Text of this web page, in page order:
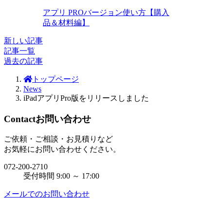
アプリ PROバージョン使い方【購入
品＆材料編】
新しい記事
記事一覧
過去の記事
トップページ
News
iPadアプリPro版をリリースしました
Contactお問い合わせ
ご依頼・ご相談・お見積りなど
お気軽にお問い合わせください。
072-200-2710
受付時間 9:00 ～ 17:00
メールでのお問い合わせ